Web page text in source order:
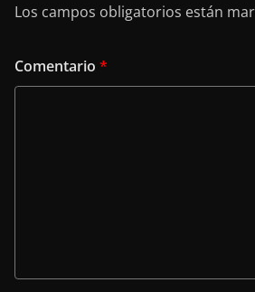
Los campos obligatorios están
Comentario *